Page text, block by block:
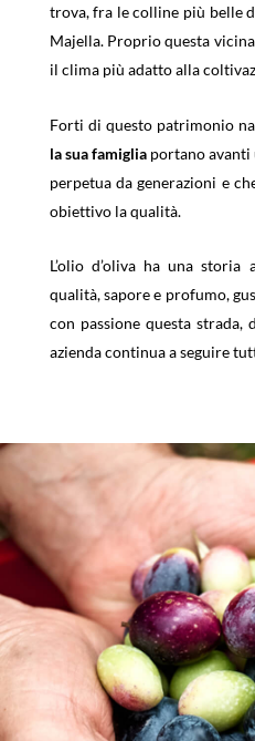
trova, fra le colline più belle
Majella. Proprio questa
il clima più adatto alla
Forti di questo patrimonio
la sua famiglia portano avanti
perpetua da generazioni e
obiettivo la qualità.
L’olio d’oliva ha una
qualità, sapore e profumo,
con passione questa
azienda continua a seguire